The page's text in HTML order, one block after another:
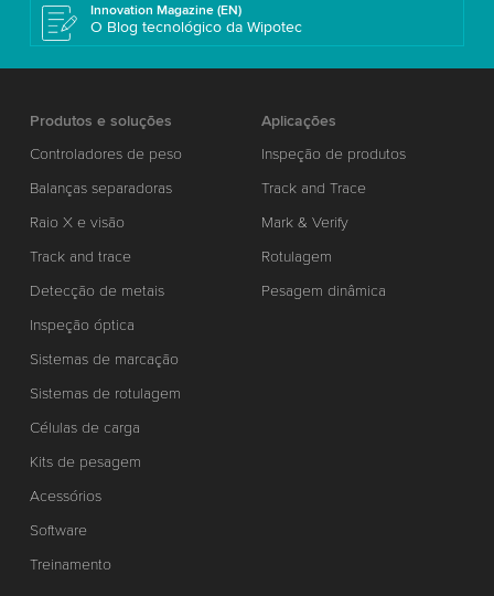
Innovation Magazine (EN)
O Blog tecnológico da Wipotec
Produtos e soluções
Controladores de peso
Balanças separadoras
Raio X e visão
Track and trace
Detecção de metais
Inspeção óptica
Sistemas de marcação
Sistemas de rotulagem
Células de carga
Kits de pesagem
Acessórios
Software
Treinamento
Aplicações
Inspeção de produtos
Track and Trace
Mark & Verify
Rotulagem
Pesagem dinâmica